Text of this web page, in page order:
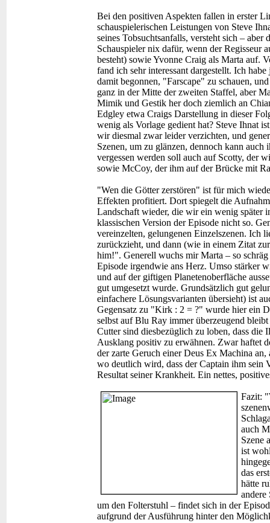
Bei den positiven Aspekten fallen in erster
schauspielerischen Leistungen von Steve
seines Tobsuchtsanfalls, versteht sich – aber
Schauspieler nix dafür, wenn der Regisseur
besteht) sowie Yvonne Craig als Marta auf.
fand ich sehr interessant dargestellt. Ich
damit begonnen, "Farscape" zu schauen,
ganz in der Mitte der zweiten Staffel, aber
Mimik und Gestik her doch ziemlich an
Edgley etwa Craigs Darstellung in dieser
wenig als Vorlage gedient hat? Steve Ihnat
wir diesmal zwar leider verzichten, und
Szenen, um zu glänzen, dennoch kann
vergessen werden soll auch auf Scotty, der
sowie McCoy, der ihm auf der Brücke mit
"Wen die Götter zerstören" ist für mich
Effekten profitiert. Dort spiegelt die
Landschaft wieder, die wir ein wenig später
klassischen Version der Episode nicht so.
vereinzelten, gelungenen Einzelszenen. Ich
zurückzieht, und dann (wie in einem Zitat
him!". Generell wuchs mir Marta – so
Episode irgendwie ans Herz. Umso stärker
und auf der giftigen Planetenoberfläche
gut umgesetzt wurde. Grundsätzlich gut
einfachere Lösungsvarianten übersieht) ist
Gegensatz zu "Kirk : 2 = ?" wurde hier ein
selbst auf Blu Ray immer überzeugend
Cutter sind diesbezüglich zu loben, dass
Ausklang positiv zu erwähnen. Zwar haftet
der zarte Geruch einer Deus Ex Machina
wo deutlich wird, dass der Captain ihm sein
Resultat seiner Krankheit. Ein nettes,
Fazit:
auch
Szene
ist
das
hätte
um den Folterstuhl – findet sich in der
aufgrund der Ausführung hinter den